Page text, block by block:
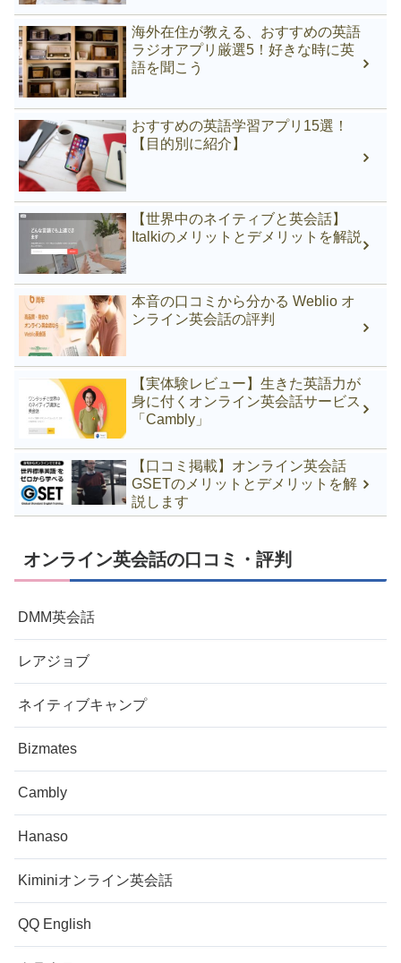
海外在住が教える、おすすめの英語
ラジオアプリ厳選5！好きな時に英
語を聞こう
おすすめの英語学習アプリ15選！
【目的別に紹介】
【世界中のネイティブと英会話】
Italkiのメリットとデメリットを解説
本音の口コミから分かる Weblio オ
ンライン英会話の評判
【実体験レビュー】生きた英語力が
身に付くオンライン英会話サービス
「Cambly」
【口コミ掲載】オンライン英会話
GSETのメリットとデメリットを解
説します
オンライン英会話の口コミ・評判
DMM英会話
レアジョブ
ネイティブキャンプ
Bizmates
Cambly
Hanaso
Kiminiオンライン英会話
QQ English